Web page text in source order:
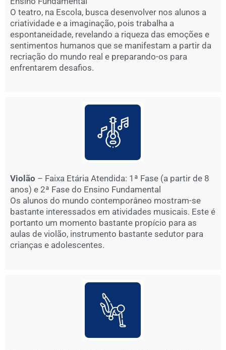
O teatro, na Escola, busca desenvolver nos alunos a
criatividade e a imaginação, pois trabalha a
espontaneidade, revelando a riqueza das emoções e
sentimentos humanos que se manifestam a partir da
recriação do mundo real e preparando-os para
enfrentarem desafios.
Violão – Faixa Etária Atendida: 1ª Fase (a partir de 8
anos) e 2ª Fase do Ensino Fundamental
Os alunos do mundo contemporâneo mostram-se
bastante interessados em atividades musicais. Este é
portanto um momento bastante propício para as
aulas de violão, instrumento bastante sedutor para
crianças e adolescentes.